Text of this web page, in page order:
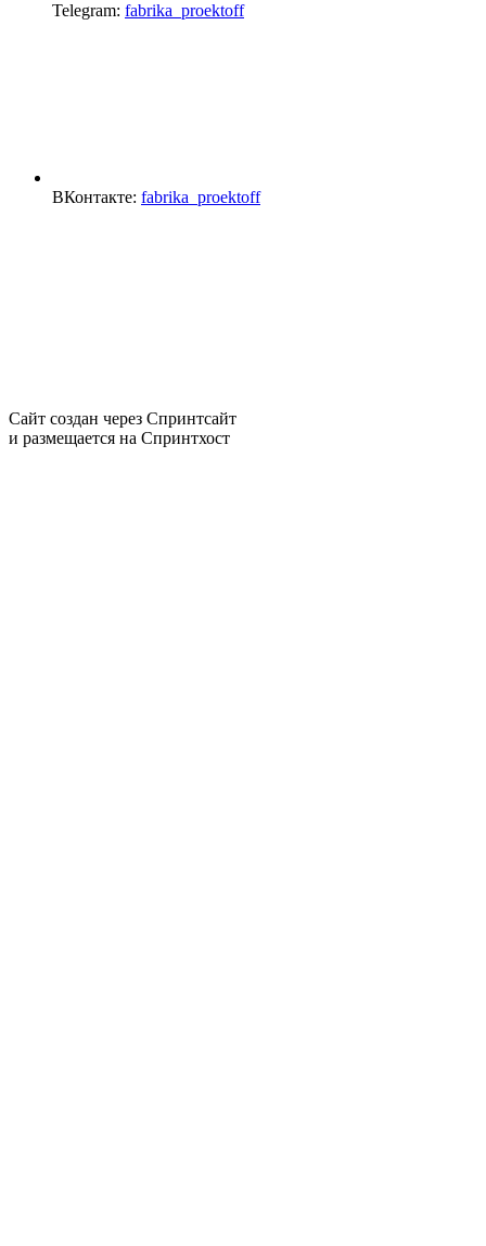
Telegram: fabrika_proektoff
ВКонтакте: fabrika_proektoff
Сайт создан через Спринтсайт
и размещается на Спринтхост